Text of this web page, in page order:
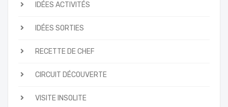
IDÉES ACTIVITÉS
IDÉES SORTIES
RECETTE DE CHEF
CIRCUIT DÉCOUVERTE
VISITE INSOLITE